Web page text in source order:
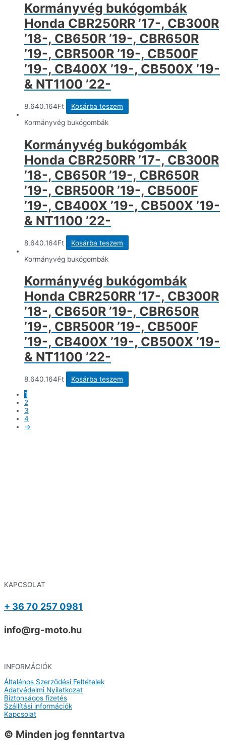
Kormányvég bukógombák
Honda CBR250RR ’17-, CB300R
’18-, CB650R ’19-, CBR650R
’19-, CBR500R ’19-, CB500F
’19-, CB400X ’19-, CB500X ’19-
& NT1100 ’22-
8.640.164Ft
Kosárba teszem
Kormányvég bukógombák
Kormányvég bukógombák
Honda CBR250RR ’17-, CB300R
’18-, CB650R ’19-, CBR650R
’19-, CBR500R ’19-, CB500F
’19-, CB400X ’19-, CB500X ’19-
& NT1100 ’22-
8.640.164Ft
Kosárba teszem
Kormányvég bukógombák
Kormányvég bukógombák
Honda CBR250RR ’17-, CB300R
’18-, CB650R ’19-, CBR650R
’19-, CBR500R ’19-, CB500F
’19-, CB400X ’19-, CB500X ’19-
& NT1100 ’22-
8.640.164Ft
Kosárba teszem
1
2
3
4
→
KAPCSOLAT
+ 36 70 257 0981
info@rg-moto.hu
INFORMÁCIÓK
Általános Szerződési Feltételek
Adatvédelmi Nyilatkozat
Biztonságos fizetés
Szállítási információk
Kapcsolat
© Minden jog fenntartva